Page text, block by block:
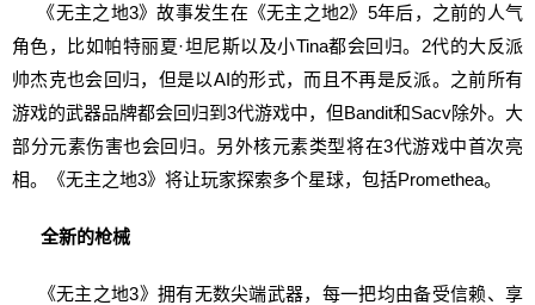
《无主之地3》故事发生在《无主之地2》5年后，之前的人气
角色，比如帕特丽夏·坦尼斯以及小Tina都会回归。2代的大反派
帅杰克也会回归，但是以AI的形式，而且不再是反派。之前所有
游戏的武器品牌都会回归到3代游戏中，但Bandit和Sacv除外。大
部分元素伤害也会回归。另外核元素类型将在3代游戏中首次亮
相。《无主之地3》将让玩家探索多个星球，包括Promethea。
全新的枪械
《无主之地3》拥有无数尖端武器，每一把均由备受信赖、享